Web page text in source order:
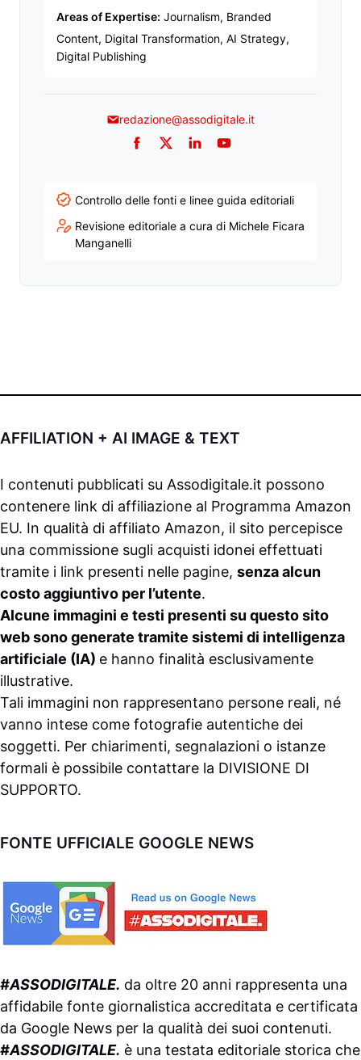
Areas of Expertise: Journalism, Branded
Content, Digital Transformation, AI Strategy,
Digital Publishing
redazione@assodigitale.it
Facebook
TwitterLinkedInYouTube
Controllo delle fonti e linee guida editoriali
Revisione editoriale a cura di Michele Ficara
Manganelli
AFFILIATION + AI IMAGE & TEXT
I contenuti pubblicati su Assodigitale.it possono
contenere link di affiliazione al Programma Amazon
EU. In qualità di affiliato Amazon, il sito percepisce
una commissione sugli acquisti idonei effettuati
tramite i link presenti nelle pagine, senza alcun
costo aggiuntivo per l’utente.
Alcune immagini e testi presenti su questo sito
web sono generate tramite sistemi di intelligenza
artificiale (IA) e hanno finalità esclusivamente
illustrative.
Tali immagini non rappresentano persone reali, né
vanno intese come fotografie autentiche dei
soggetti. Per chiarimenti, segnalazioni o istanze
formali è possibile contattare la DIVISIONE DI
SUPPORTO.
FONTE UFFICIALE GOOGLE NEWS
#ASSODIGITALE. da oltre 20 anni rappresenta una
affidabile fonte giornalistica accreditata e certificata
da Google News per la qualità dei suoi contenuti.
#ASSODIGITALE. è una testata editoriale storica che